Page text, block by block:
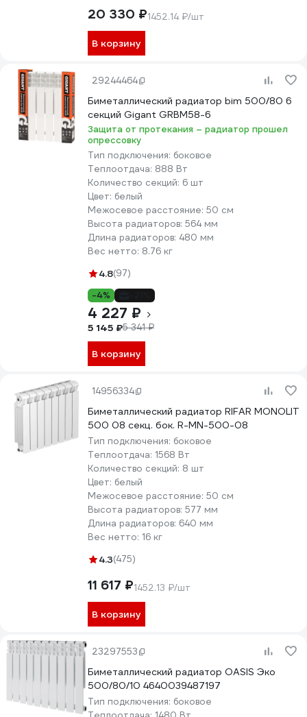
20 330 ₽1452.14 ₽/шт
В корзину
29244464
Биметаллический радиатор bim 500/80 6
секций Gigant GRBM58-6
Защита от протекания – радиатор прошел
опрессовку
Тип подключения: боковое
Теплоотдача: 888 Вт
Количество секций: 6 шт
Цвет: белый
Межосевое расстояние: 50 см
Высота радиаторов: 564 мм
Длина радиаторов: 480 мм
Вес нетто: 8.76 кг
4.8(97)
-4%
4 227 ₽
5 145 ₽5 341 ₽
В корзину
14956334
Биметаллический радиатор RIFAR MONOLIT
500 08 секц. бок. R-MN-500-08
Тип подключения: боковое
Теплоотдача: 1568 Вт
Количество секций: 8 шт
Цвет: белый
Межосевое расстояние: 50 см
Высота радиаторов: 577 мм
Длина радиаторов: 640 мм
Вес нетто: 16 кг
4.3(475)
11 617 ₽1452.13 ₽/шт
В корзину
23297553
Биметаллический радиатор OASIS Эко
500/80/10 4640039487197
Тип подключения: боковое